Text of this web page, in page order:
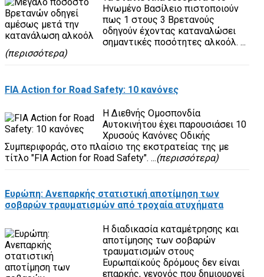
Ηνωμένο Βασίλειο πιστοποιούν
πως 1 στους 3 Βρετανούς
οδηγούν έχοντας καταναλώσει
σημαντικές ποσότητες αλκοόλ. ...
(περισσότερα)
FIA Action for Road Safety: 10 κανόνες
Η Διεθνής Ομοσπονδία
Αυτοκινήτου έχει παρουσιάσει 10
Χρυσούς Κανόνες Οδικής
Συμπεριφοράς, στο πλαίσιο της εκστρατείας της με
τίτλο "FIA Action for Road Safety". ...(περισσότερα)
Ευρώπη: Ανεπαρκής στατιστική αποτίμηση των
σοβαρών τραυματισμών από τροχαία ατυχήματα
H διαδικασία καταμέτρησης και
αποτίμησης των σοβαρών
τραυματισμών στους
Ευρωπαϊκούς δρόμους δεν είναι
επαρκής, γεγονός που δημιουργεί